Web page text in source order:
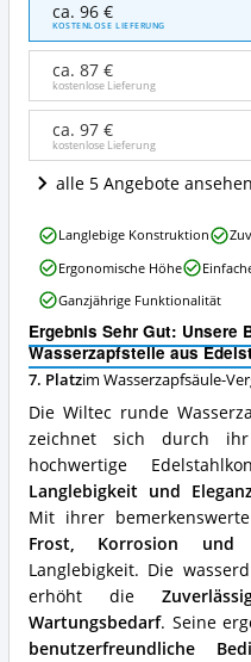
runde
Wasserzapfstelle
aus
Edelstahl
95,5
Angebote:
Wo
ist
Wasserzapfsäule
erhältlich?
ca. 96 €
KOSTENLOSE LIEFERUNG
ca. 87 €
kostenlose Lieferung
ca. 97 €
kostenlose Lieferung
alle 5 Angebote ansehen
Ergebnis Sehr Gut: Unsere
Wasserzapfstelle aus
7. Platzim Wasserzapfsäule-
Die Wiltec runde
zeichnet sich durch
hochwertige
Langlebigkeit und
Mit ihrer
Frost, Korrosion und
Langlebigkeit. Die
erhöht die
Wartungsbedarf. Seine
benutzerfreundliche
Wiltec
runde
Wasserzapfstelle
aus
Edelstahl
95,5
cm
Vorteile:
Was
spricht
für
diese
Wasserzapfsäule?
Langlebige Konstruktion
Ergonomische Höhe
Ganzjährige Funktionalität